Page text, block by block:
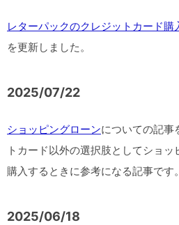
レターパックのクレジットカード購
を更新しました。
2025/07/22
ショッピングローンについての記事
トカード以外の選択肢としてショ
購入するときに参考になる記事です。
2025/06/18